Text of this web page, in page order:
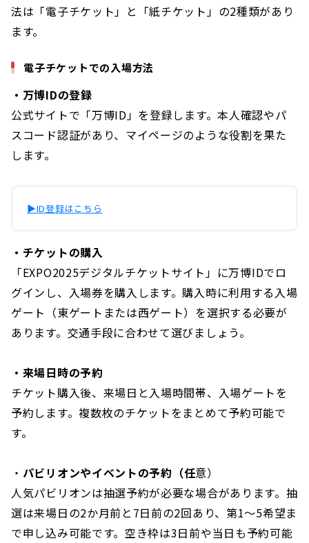
法は「電子チケット」と「紙チケット」の2種類があり
ます。
電子チケットでの入場方法
・万博IDの登録
公式サイトで「万博ID」を登録します。本人確認やパ
スコード認証があり、マイページのような役割を果た
します。
▶︎ID登録はこちら
・チケットの購入
「EXPO2025デジタルチケットサイト」に万博IDでロ
グインし、入場券を購入します。購入時に利用する入場
ゲート（東ゲートまたは西ゲート）を選択する必要が
あります。交通手段に合わせて選びましょう。
・来場日時の予約
チケット購入後、来場日と入場時間帯、入場ゲートを
予約します。複数枚のチケットをまとめて予約可能で
す。
・ パビリオンやイベントの予約（任意）
人気パビリオンは抽選予約が必要な場合があります。抽
選は来場日の2か月前と7日前の2回あり、第1〜5希望ま
で申し込み可能です。空き枠は3日前や当日も予約可能